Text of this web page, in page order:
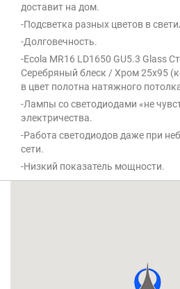
доставит на дом.
-Подсветка разных цветов в
-Долговечность.
-Ecola MR16 LD1650 GU5.3 Glass
Серебряный блеск / Хром 25x95
в цвет полотна натяжного
-Лампы со светодиодами «не
электричества.
-Работа светодиодов даже при
сети.
-Низкий показатель мощности.